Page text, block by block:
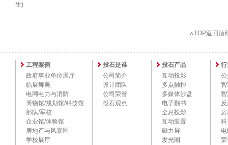
生)
∧TOP返回顶
工程案例
政府事业单位展厅
临展舞美
电网电力与消防
博物馆/规划馆/科技馆
部队/军校
企业馆/体验馆
房地产与风景区
学校展厅
投石是谁
公司简介
设计团队
公司荣誉
投石观点
投石产品
互动投影
多点触控
多媒体沙盘
电子翻书
全息投影
互动装置
磁力屏
发光圈